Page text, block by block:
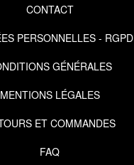
CONTACT
PERSONNELLES - RGPD
GÉNÉRALES
MENTIONS LÉGALES
ET COMMANDES
FAQ